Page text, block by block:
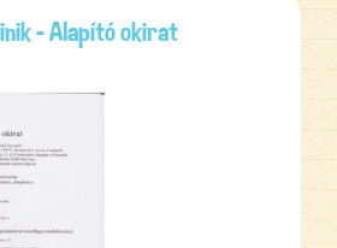
– Alapító okirat